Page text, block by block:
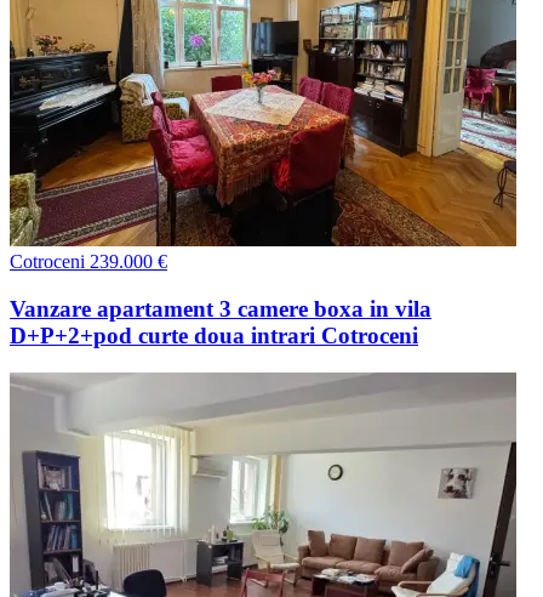
Cotroceni 239.000 €
Vanzare apartament 3 camere boxa in vila
D+P+2+pod curte doua intrari Cotroceni